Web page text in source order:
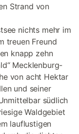
Strand von
nichts mehr im
treuen Freund
knapp zehn
Mecklenburg-
von acht Hektar
und seiner
südlich
Waldgebiet
lauflustigen